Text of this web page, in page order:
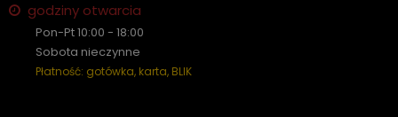
godziny otwarcia
Pon-Pt 10:00 - 18:00
Sobota nieczynne
Płatność: gotówka, karta, BLIK